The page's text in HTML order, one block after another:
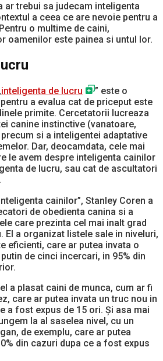
ar trebui sa judecam inteligenta
a ceea ce are nevoie pentru a
o multime de caini,
oamenilor este painea si untul lor.
inteligenta de lucru
” este o
a evalua cat de priceput este
primite. Cercetatorii lucreaza
canine instinctive (vanatoare,
si a inteligentei adaptative
Dar, deocamdata, cele mai
le avem despre inteligenta cainilor
de lucru, sau cat de ascultatori
cainilor”, Stanley Coren a
de obedienta canina si a
care prezinta cel mai inalt grad
El a organizat listele sale in niveluri,
eficienti, care ar putea invata o
de cinci incercari, in 95% din
a plasat caini de munca, cum ar fi
care ar putea invata un truc nou in
a fost expus de 15 ori. Și asa mai
la al saselea nivel, cu un
de exemplu, care ar putea
din cazuri dupa ce a fost expus